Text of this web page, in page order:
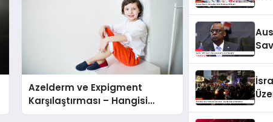
Azelderm ve Expigment
Karşılaştırması – Hangisi
Daha Etkili Leke Karşıtıdır?